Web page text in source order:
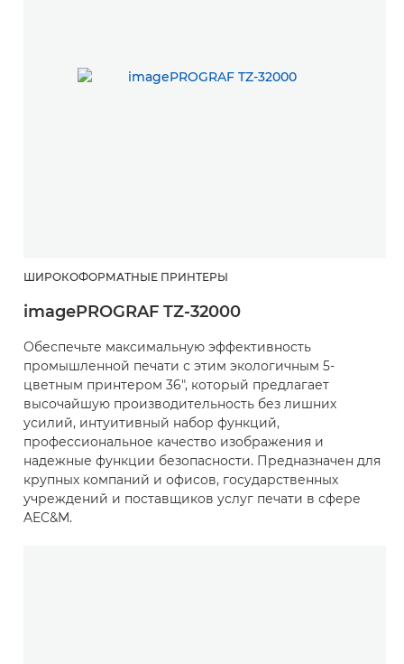
ШИРОКОФОРМАТНЫЕ ПРИНТЕРЫ
imagePROGRAF TZ-32000
Обеспечьте максимальную эффективность
промышленной печати с этим экологичным 5-
цветным принтером 36", который предлагает
высочайшую производительность без лишних
усилий, интуитивный набор функций,
профессиональное качество изображения и
надежные функции безопасности. Предназначен для
крупных компаний и офисов, государственных
учреждений и поставщиков услуг печати в сфере
AEC&M.